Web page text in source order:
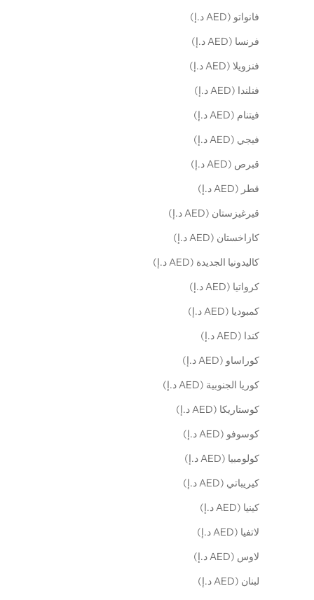
فانواتو (AED د.إ)
فرنسا (AED د.إ)
فنزويلا (AED د.إ)
فنلندا (AED د.إ)
فيتنام (AED د.إ)
فيجي (AED د.إ)
قبرص (AED د.إ)
قطر (AED د.إ)
قيرغيزستان (AED د.إ)
كازاخستان (AED د.إ)
كاليدونيا الجديدة (AED د.إ)
كرواتيا (AED د.إ)
كمبوديا (AED د.إ)
كندا (AED د.إ)
كوراساو (AED د.إ)
كوريا الجنوبية (AED د.إ)
كوستاريكا (AED د.إ)
كوسوفو (AED د.إ)
كولومبيا (AED د.إ)
كيريباتي (AED د.إ)
كينيا (AED د.إ)
لاتفيا (AED د.إ)
لاوس (AED د.إ)
لبنان (AED د.إ)